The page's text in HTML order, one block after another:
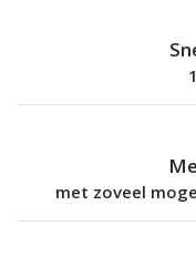
met zoveel